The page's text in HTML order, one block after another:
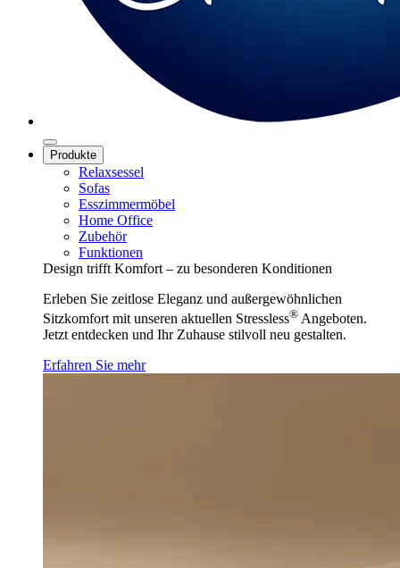
Produkte
Relaxsessel
Sofas
Esszimmermöbel
Home Office
Zubehör
Funktionen
Design trifft Komfort – zu besonderen Konditionen
Erleben Sie zeitlose Eleganz und außergewöhnlichen
Sitzkomfort mit unseren aktuellen Stressless® Angeboten.
Jetzt entdecken und Ihr Zuhause stilvoll neu gestalten.
Erfahren Sie mehr